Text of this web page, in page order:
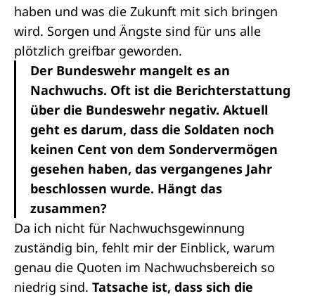
haben und was die Zukunft mit sich bringen
wird. Sorgen und Ängste sind für uns alle
plötzlich greifbar geworden.
Der Bundeswehr mangelt es an
Nachwuchs. Oft ist die Berichterstattung
über die Bundeswehr negativ. Aktuell
geht es darum, dass die Soldaten noch
keinen Cent von dem Sondervermögen
gesehen haben, das vergangenes Jahr
beschlossen wurde. Hängt das
zusammen?
Da ich nicht für Nachwuchsgewinnung
zuständig bin, fehlt mir der Einblick, warum
genau die Quoten im Nachwuchsbereich so
niedrig sind. Tatsache ist, dass sich die